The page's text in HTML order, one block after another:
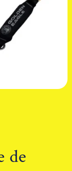
de